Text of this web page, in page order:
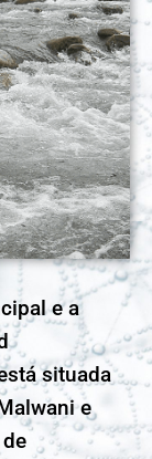
e a
situada
e